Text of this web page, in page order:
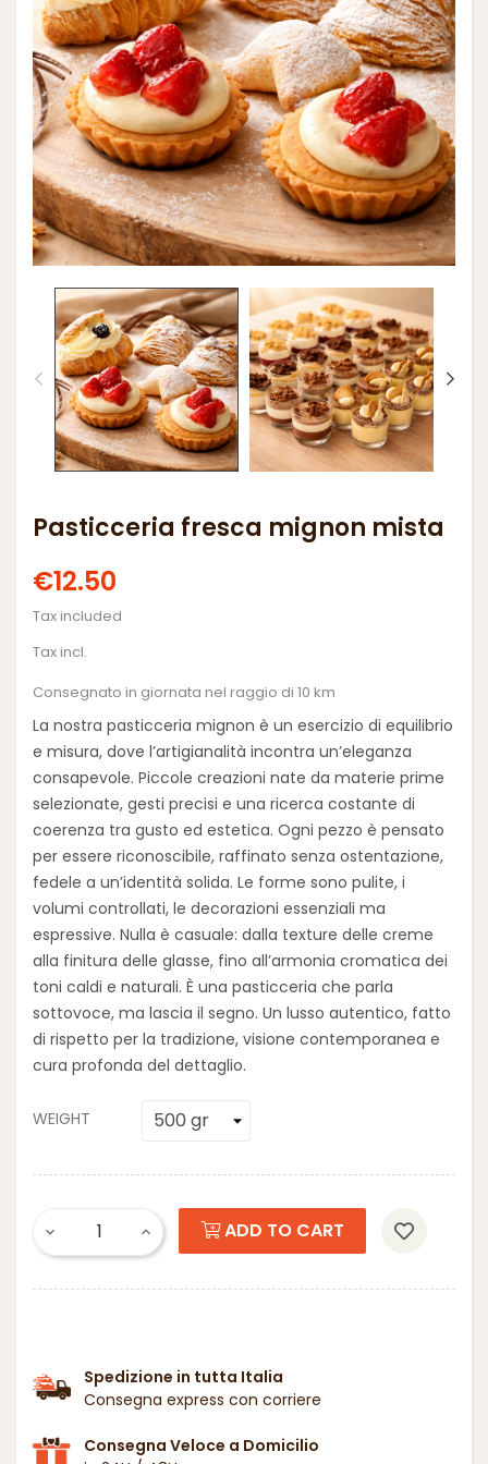
Pasticceria fresca mignon mista
€12.50
Tax included
Tax incl.
Consegnato in giornata nel raggio di 10 km
La nostra pasticceria mignon è un esercizio di equilibrio
e misura, dove l’artigianalità incontra un’eleganza
consapevole. Piccole creazioni nate da materie prime
selezionate, gesti precisi e una ricerca costante di
coerenza tra gusto ed estetica. Ogni pezzo è pensato
per essere riconoscibile, raffinato senza ostentazione,
fedele a un’identità solida. Le forme sono pulite, i
volumi controllati, le decorazioni essenziali ma
espressive. Nulla è casuale: dalla texture delle creme
alla finitura delle glasse, fino all’armonia cromatica dei
toni caldi e naturali. È una pasticceria che parla
sottovoce, ma lascia il segno. Un lusso autentico, fatto
di rispetto per la tradizione, visione contemporanea e
cura profonda del dettaglio.
WEIGHT
ADD TO CART
Spedizione in tutta Italia
Consegna express con corriere
Consegna Veloce a Domicilio